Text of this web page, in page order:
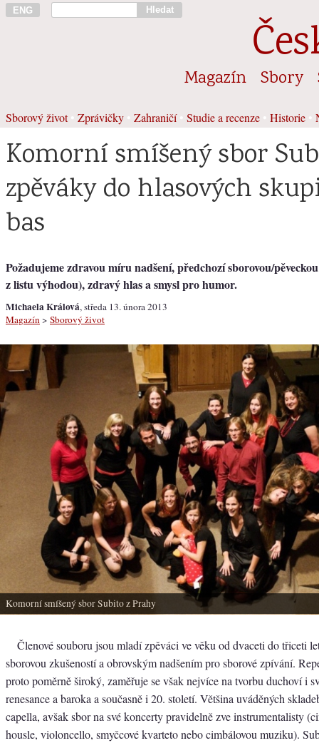
ENG Hledat
Magazín Sbory
Sborový život• Zprávičky Zahraničí• Studie a recenze Historie
Komorní smíšený sbor
zpěváky do hlasových
bas
Požadujeme zdravou míru nadšení, předchozí sborovou/
z listu výhodou), zdravý hlas a smysl pro humor.
Michaela Králová, středa 13. února 2013
Magazín > Sborový život
Komorní smíšený sbor Subito z Prahy
Členové souboru jsou mladí zpěváci ve věku od dvaceti do třiceti
sborovou zkušeností a obrovským nadšením pro sborové zpívání.
proto poměrně široký, zaměřuje se však nejvíce na tvorbu duchoví i
renesance a baroka a současně i 20. století. Většina uváděných
capella, avšak sbor na své koncerty pravidelně zve instrumentalisty
housle, violoncello, smyčcové kvarteto nebo cimbálovou muziku).